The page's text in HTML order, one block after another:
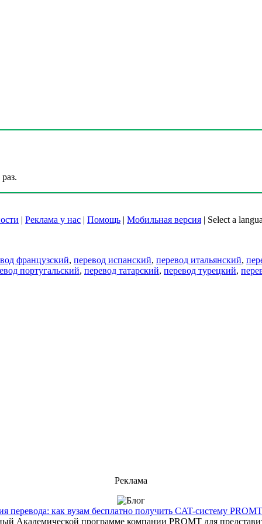
| Реклама у нас | Помощь | Мобильная версия | Select a
французский, перевод испанский, перевод итальянский,
португальский, перевод татарский, перевод турецкий,
Реклама
перевода: как вузам бесплатно получить CAT-систему
Академической программе компании PROMT для